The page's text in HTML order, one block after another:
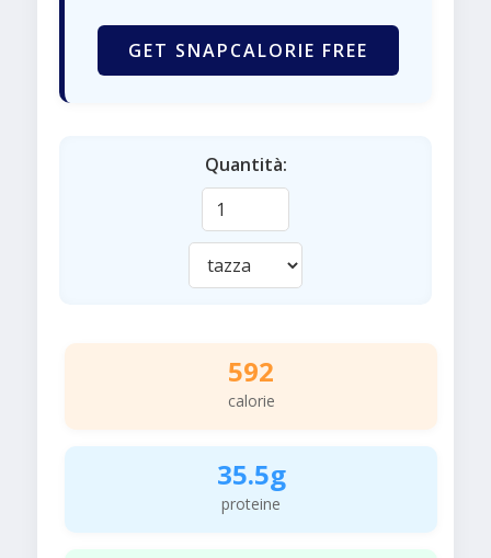
GET SNAPCALORIE FREE
Quantità:
592
calorie
35.5g
proteine